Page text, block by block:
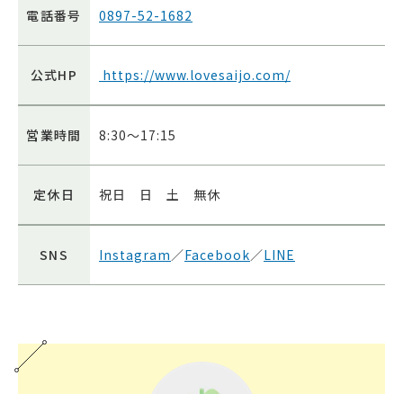
電話番号 0897-52-1682
公式HP https://www.lovesaijo.com/
営業時間 8:30〜17:15
定休日 祝日 日 土 無休
SNS Instagram ／Facebook／LINE